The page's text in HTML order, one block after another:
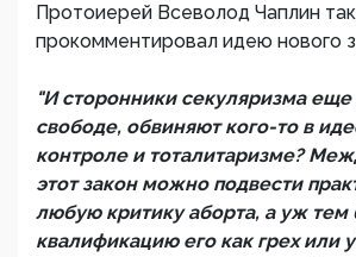
Протоиерей Всеволод Чаплин так
прокомментировал идею нового
"И сторонники секуляризма еще
свободе, обвиняют кого-то в
контроле и тоталитаризме?
этот закон можно подвести
любую критику аборта, а уж тем
квалификацию его как грех или